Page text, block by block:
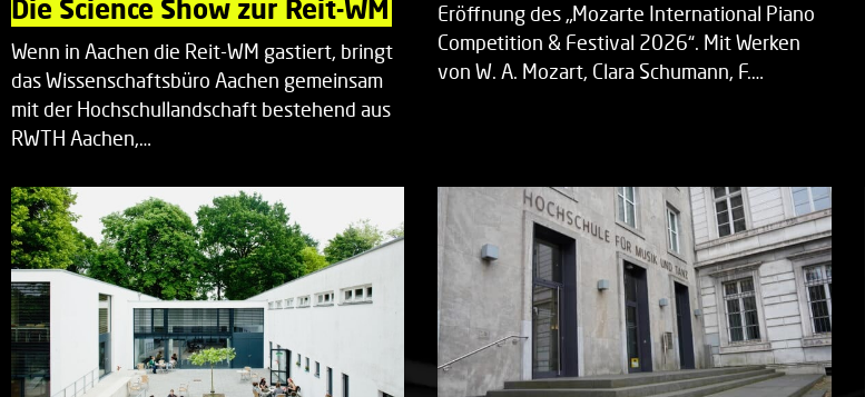
Die Science Show zur Reit-WM
Wenn in Aachen die Reit-WM gastiert, bringt
das Wissenschaftsbüro Aachen gemeinsam
mit der Hochschullandschaft bestehend aus
RWTH Aachen,…
Eröffnung des „Mozarte International Piano
Competition & Festival 2026“. Mit Werken
von W. A. Mozart, Clara Schumann, F.…